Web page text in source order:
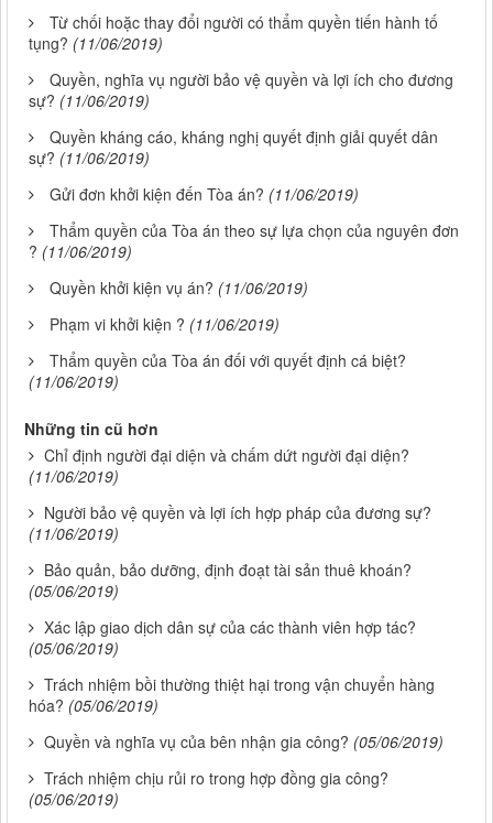
Từ chối hoặc thay đổi người có thẩm quyền tiến hành tố
tụng? (11/06/2019)
Quyền, nghĩa vụ người bảo vệ quyền và lợi ích cho đương
sự? (11/06/2019)
Quyền kháng cáo, kháng nghị quyết định giải quyết dân
sự? (11/06/2019)
Gửi đơn khởi kiện đến Tòa án? (11/06/2019)
Thẩm quyền của Tòa án theo sự lựa chọn của nguyên đơn
? (11/06/2019)
Quyền khởi kiện vụ án? (11/06/2019)
Phạm vi khởi kiện ? (11/06/2019)
Thẩm quyền của Tòa án đối với quyết định cá biệt?
(11/06/2019)
Những tin cũ hơn
Chỉ định người đại diện và chấm dứt người đại diện?
(11/06/2019)
Người bảo vệ quyền và lợi ích hợp pháp của đương sự?
(11/06/2019)
Bảo quản, bảo dưỡng, định đoạt tài sản thuê khoán?
(05/06/2019)
Xác lập giao dịch dân sự của các thành viên hợp tác?
(05/06/2019)
Trách nhiệm bồi thường thiệt hại trong vận chuyển hàng
hóa? (05/06/2019)
Quyền và nghĩa vụ của bên nhận gia công? (05/06/2019)
Trách nhiệm chịu rủi ro trong hợp đồng gia công?
(05/06/2019)